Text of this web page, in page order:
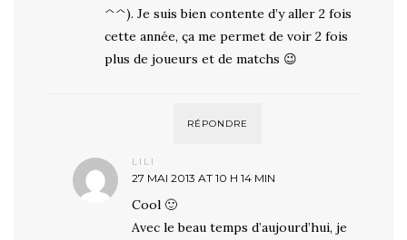
^^). Je suis bien contente d’y aller 2 fois
cette année, ça me permet de voir 2 fois
plus de joueurs et de matchs 😉
RÉPONDRE
LILI
27 MAI 2013 AT 10 H 14 MIN
Cool 🙂
Avec le beau temps d’aujourd’hui, je